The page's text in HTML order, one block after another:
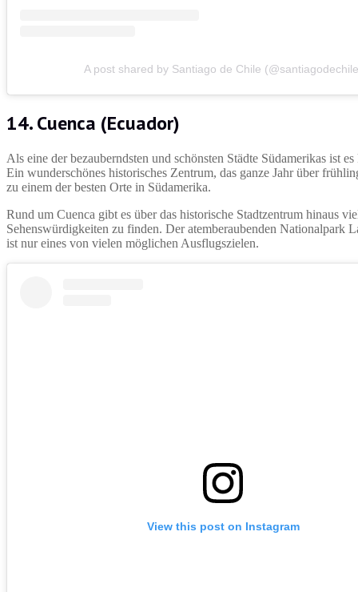
A post shared by Santiago de Chile
14. Cuenca (Ecuador)
Als eine der bezauberndsten und schönsten Städte Südamerikas ist
Ein wunderschönes historisches Zentrum, das ganze Jahr über
zu einem der besten Orte in Südamerika.
Rund um Cuenca gibt es über das historische Stadtzentrum hinaus
Sehenswürdigkeiten zu finden. Der atemberaubenden Nationalpark
ist nur eines von vielen möglichen Ausflugszielen.
View this post on Instagram